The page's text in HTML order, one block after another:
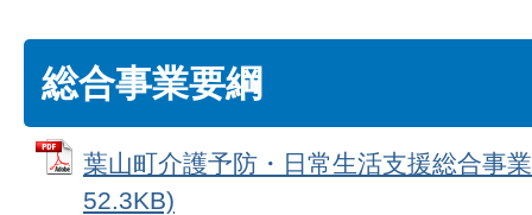
総合事業要綱
葉山町介護予防・日常生活支援総合事
52.3KB)